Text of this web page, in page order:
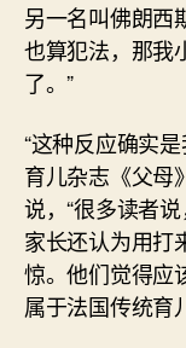
另一名叫佛朗西
也算犯法，那我
了。”
“这种反应确实
育儿杂志《父母
说，“很多读者
家长还认为用打
惊。他们觉得应
属于法国传统育